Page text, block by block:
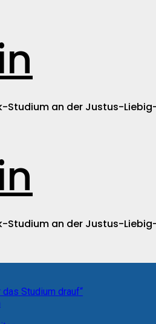
Studium an der Justus-
Studium an der Justus-
Studium drauf“